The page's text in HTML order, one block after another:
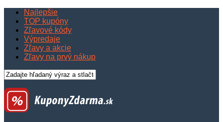
Najlepšie
TOP kupóny
Zľavové kódy
Výpredaje
Zľavy a akcie
Zľavy na prvý nákup